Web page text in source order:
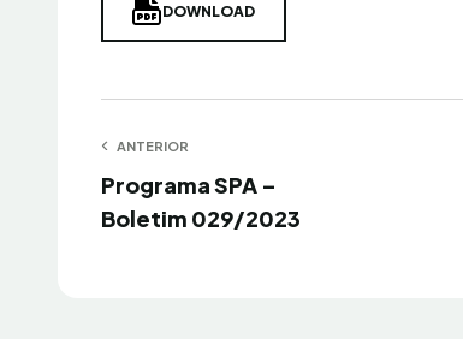
DOWNLOAD
Navegação
de
Post
ANTERIOR
Anterior
Programa SPA –
Boletim 029/2023